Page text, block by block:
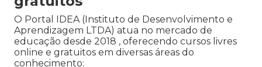
O Portal IDEA (Instituto de Desenvolvimento e
Aprendizagem LTDA) atua no mercado de
educação desde 2018 , oferecendo cursos livres
online e gratuitos em diversas áreas do
conhecimento: